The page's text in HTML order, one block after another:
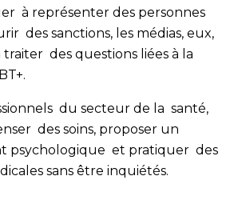
à représenter des personnes
des sanctions, les médias, eux,
des questions liées à la
du secteur de la santé,
des soins, proposer un
psychologique et pratiquer des
sans être inquiétés.